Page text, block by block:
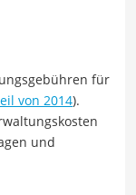
für
von 2014).
und